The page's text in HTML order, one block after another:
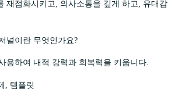
재점화시키고, 의사소통을 깊게 하고, 유대감
널이란 무엇인가요?
용하여 내적 강력과 회복력을 키웁니다.
, 템플릿